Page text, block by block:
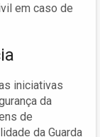
em caso de
iniciativas
da
de
da Guarda